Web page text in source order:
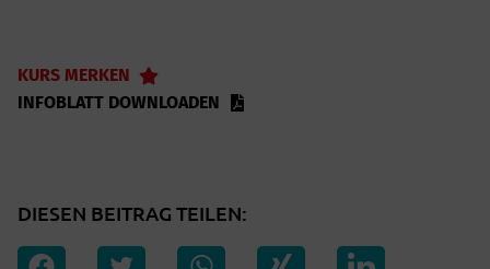
KURS MERKEN
INFOBLATT DOWNLOADEN
DIESEN BEITRAG TEILEN: